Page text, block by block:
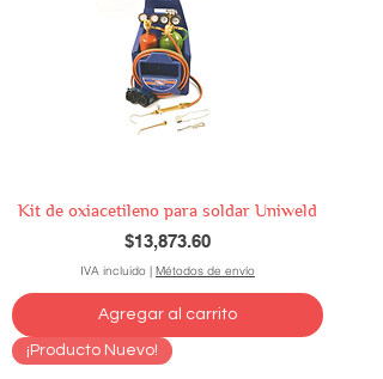
Kit de oxiacetileno para soldar Uniweld
Precio
$13,873.60
IVA incluido | Métodos de envío
Agregar al carrito
¡Producto Nuevo!